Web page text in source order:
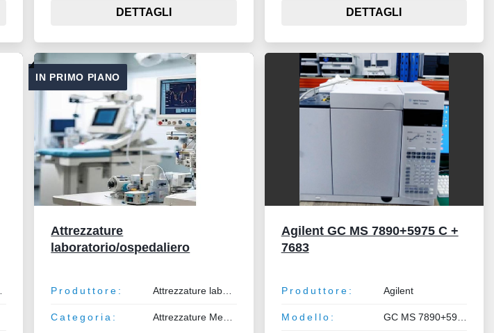
DETTAGLI DETTAGLI
IN PRIMO PIANO
Attrezzature
laboratorio/ospedaliero
Produttore:
Categoria:
Agilent GC MS 7890+5975 C +
7683
Produttore: Agilent
Modello: GC MS 7890+5975 C + 7683